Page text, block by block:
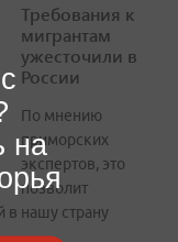
Требования к
мигрантам
ужесточили в
России
По мнению
приморских
экспертов, это
позволит
нашу страну
на